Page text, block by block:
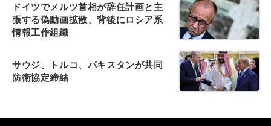
ドイツでメルツ首相が辞任計画と主
張する偽動画拡散、背後にロシア系
情報工作組織
サウジ、トルコ、パキスタンが共同
防衛協定締結